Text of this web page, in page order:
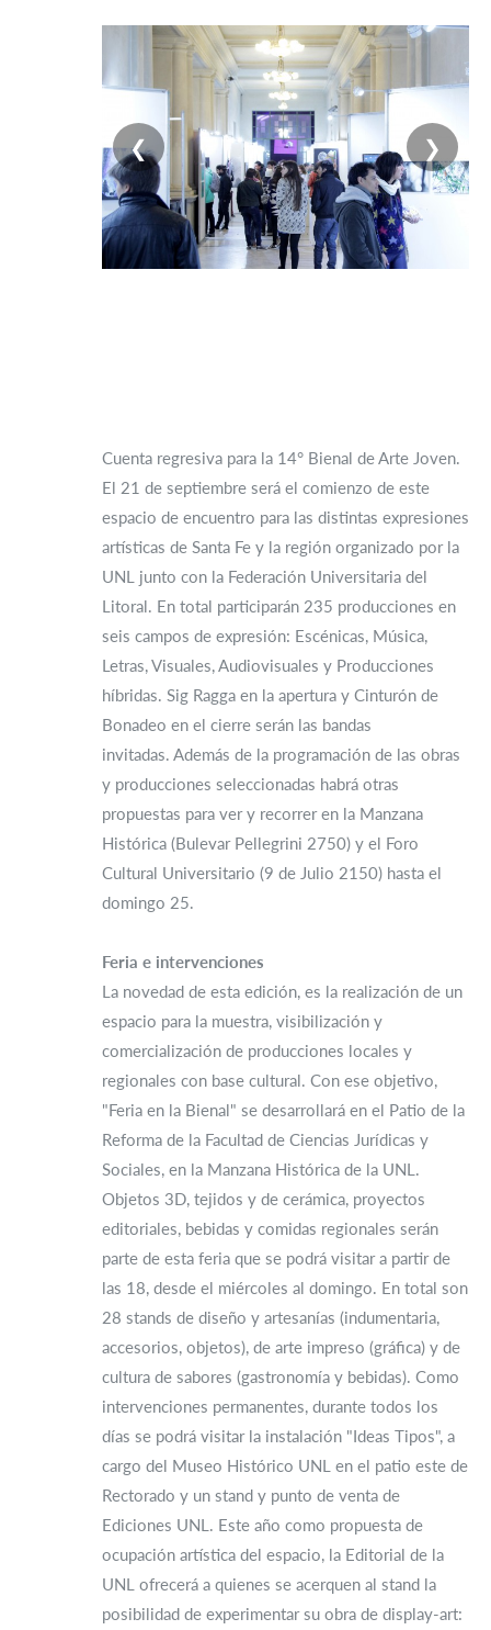
❮ ❯
Cuenta regresiva para la 14° Bienal de Arte Joven.
El 21 de septiembre será el comienzo de este
espacio de encuentro para las distintas expresiones
artísticas de Santa Fe y la región organizado por la
UNL junto con la Federación Universitaria del
Litoral. En total participarán 235 producciones en
seis campos de expresión: Escénicas, Música,
Letras, Visuales, Audiovisuales y Producciones
híbridas. Sig Ragga en la apertura y Cinturón de
Bonadeo en el cierre serán las bandas
invitadas. Además de la programación de las obras
y producciones seleccionadas habrá otras
propuestas para ver y recorrer en la Manzana
Histórica (Bulevar Pellegrini 2750) y el Foro
Cultural Universitario (9 de Julio 2150) hasta el
domingo 25.
Feria e intervenciones
La novedad de esta edición, es la realización de un
espacio para la muestra, visibilización y
comercialización de producciones locales y
regionales con base cultural. Con ese objetivo,
"Feria en la Bienal" se desarrollará en el Patio de la
Reforma de la Facultad de Ciencias Jurídicas y
Sociales, en la Manzana Histórica de la UNL.
Objetos 3D, tejidos y de cerámica, proyectos
editoriales, bebidas y comidas regionales serán
parte de esta feria que se podrá visitar a partir de
las 18, desde el miércoles al domingo. En total son
28 stands de diseño y artesanías (indumentaria,
accesorios, objetos), de arte impreso (gráfica) y de
cultura de sabores (gastronomía y bebidas). Como
intervenciones permanentes, durante todos los
días se podrá visitar la instalación "Ideas Tipos", a
cargo del Museo Histórico UNL en el patio este de
Rectorado y un stand y punto de venta de
Ediciones UNL. Este año como propuesta de
ocupación artística del espacio, la Editorial de la
UNL ofrecerá a quienes se acerquen al stand la
posibilidad de experimentar su obra de display-art: